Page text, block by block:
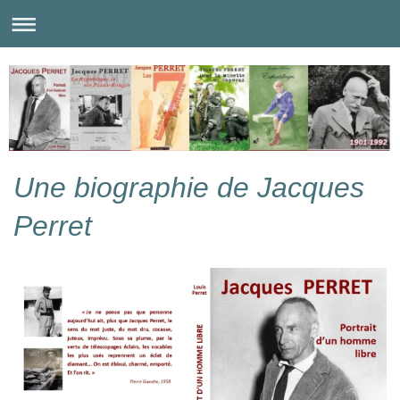
Une biographie de Jacques
Perret